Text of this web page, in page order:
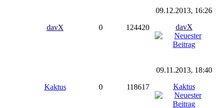
davX 0 124420
09.12.2013, 16:26
davX
Kaktus 0 118617
09.11.2013, 18:40
Kaktus